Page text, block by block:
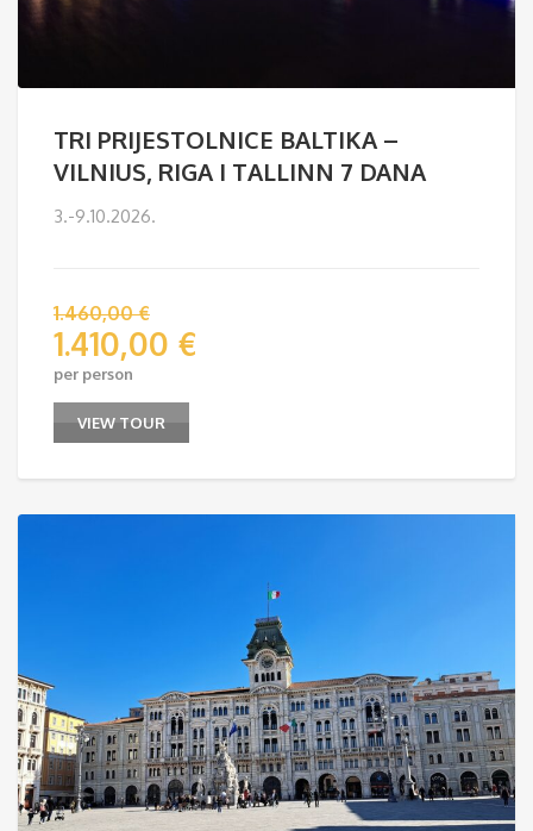
TRI PRIJESTOLNICE BALTIKA –
VILNIUS, RIGA I TALLINN 7 DANA
3.-9.10.2026.
1.460,00€
1.410,00 €
per person
VIEW TOUR